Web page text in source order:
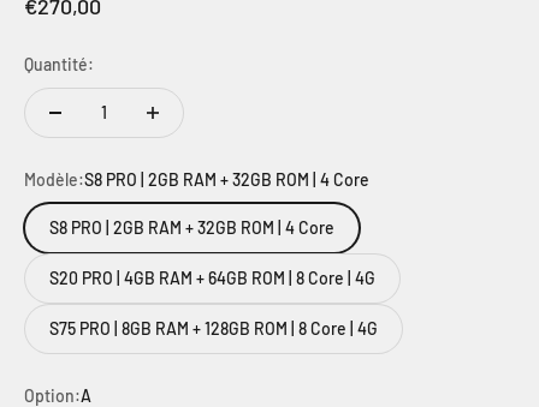
€270,00
Quantité:
Modèle:S8 PRO | 2GB RAM + 32GB ROM | 4 Core
S8 PRO | 2GB RAM + 32GB ROM | 4 Core
S20 PRO | 4GB RAM + 64GB ROM | 8 Core | 4G
S75 PRO | 8GB RAM + 128GB ROM | 8 Core | 4G
Option:A